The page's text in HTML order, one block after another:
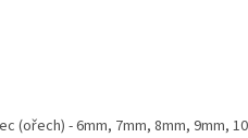
(ořech) - 6mm, 7mm, 8mm, 9mm,